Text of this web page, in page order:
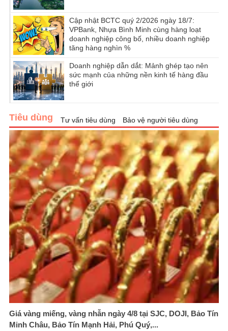
Cập nhật BCTC quý 2/2026 ngày 18/7:
VPBank, Nhựa Bình Minh cùng hàng loạt
doanh nghiệp công bố, nhiều doanh nghiệp
tăng hàng nghìn %
Doanh nghiệp dẫn dắt: Mảnh ghép tạo nên
sức mạnh của những nền kinh tế hàng đầu
thế giới
Tiêu dùng Tư vấn tiêu dùng Bảo vệ người tiêu dùng
Giá vàng miếng, vàng nhẫn ngày 4/8 tại SJC, DOJI, Bảo Tín
Minh Châu, Bảo Tín Mạnh Hải, Phú Quý,...